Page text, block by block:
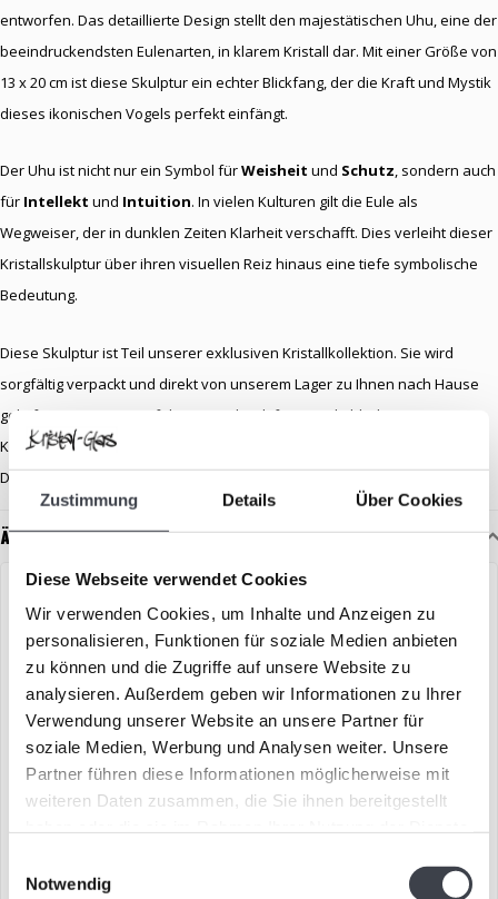
Zustimmung Details Über Cookies
Diese Webseite verwendet Cookies
Wir verwenden Cookies, um Inhalte und Anzeigen zu
personalisieren, Funktionen für soziale Medien anbieten
zu können und die Zugriffe auf unsere Website zu
analysieren. Außerdem geben wir Informationen zu Ihrer
Verwendung unserer Website an unsere Partner für
soziale Medien, Werbung und Analysen weiter. Unsere
Partner führen diese Informationen möglicherweise mit
weiteren Daten zusammen, die Sie ihnen bereitgestellt
Notwendig
entworfen. Das detaillierte Design stellt den majestätischen Uhu, eine der
beeindruckendsten Eulenarten, in klarem Kristall dar. Mit einer Größe von
13 x 20 cm ist diese Skulptur ein echter Blickfang, der die Kraft und Mystik
dieses ikonischen Vogels perfekt einfängt.
Der Uhu ist nicht nur ein Symbol fürWeisheit und Schutz, sondern auch
für Intellekt und Intuition. In vielen Kulturen gilt die Eule als
Wegweiser, der in dunklen Zeiten Klarheit verschafft. Dies verleiht dieser
Kristallskulptur über ihren visuellen Reiz hinaus eine tiefe symbolische
Bedeutung.
Diese Skulptur ist Teil unserer exklusiven Kristallkollektion. Sie wird
sorgfältig verpackt und direkt von unserem Lager zu Ihnen nach Hause
geliefert. Sie ist ein perfektes Geschenk für Naturliebhaber,
Kunstsammler oder alle, die nach einem bedeutungsvollen
Dekorationsobjekt suchen.
Ähnliche Artikel
Mats Jonasson
„Schleiereule“
Schleiereule, entworfen von
Glaseule Mats Jonasson
Schöne Eule aus Kristallglas,
entworfen von Mats